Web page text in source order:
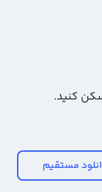
کنید.
مستقیم